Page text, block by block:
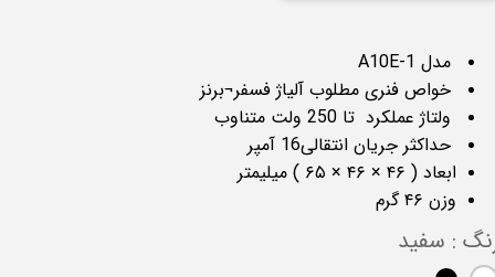
مدل 1-A10E
خواص فنری مطلوب آلیاژ فسفر¬برنز
ولتاژ عملکرد تا 250 ولت متناوب
حداکثر جریان انتقالی16 آمپر
ابعاد ( ۴۶ × ۴۶ × ۶۵ ) میلیمتر
وزن ۴۶ گرم
: سفید